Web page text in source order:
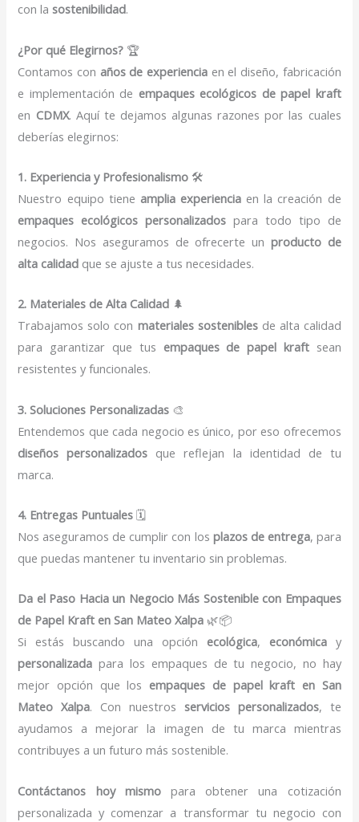
con lasostenibilidad.
¿Por qué Elegirnos? 🏆
Contamos con años de experiencia en el diseño, fabricación
e implementación de empaques ecológicos de papel kraft
en CDMX. Aquí te dejamos algunas razones por las cuales
deberías elegirnos:
1. Experiencia y Profesionalismo 🛠️
Nuestro equipo tiene amplia experiencia en la creación de
empaques ecológicos personalizados para todo tipo de
negocios. Nos aseguramos de ofrecerte un producto de
alta calidad que se ajuste a tus necesidades.
2. Materiales de Alta Calidad 🌲
Trabajamos solo con materiales sosteniblesde alta calidad
para garantizar que tus empaques de papel kraftsean
resistentes y funcionales.
3. Soluciones Personalizadas 🎨
Entendemos que cada negocio es único, por eso ofrecemos
diseños personalizados que reflejan la identidad de tu
marca.
4. Entregas Puntuales 🗓️
Nos aseguramos de cumplir con los plazos de entrega, para
que puedas mantener tu inventario sin problemas.
Da el Paso Hacia un Negocio Más Sostenible con Empaques
de Papel Kraft en San Mateo Xalpa 🌿📦
Si estás buscando una opción ecológica, económicay
personalizada para los empaques de tu negocio, no hay
mejor opción que los empaques de papel kraft en San
Mateo Xalpa. Con nuestros servicios personalizados, te
ayudamos a mejorar la imagen de tu marca mientras
contribuyes a un futuro más sostenible.
Contáctanos hoy mismopara obtener una cotización
personalizada y comenzar a transformar tu negocio con